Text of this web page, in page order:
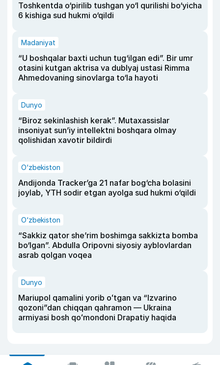
Toshkentda o‘pirilib tushgan yo‘l qurilishi bo‘yicha
6 kishiga sud hukmi o‘qildi
Madaniyat
“U boshqalar baxti uchun tug‘ilgan edi”. Bir umr
otasini kutgan aktrisa va dublyaj ustasi Rimma
Ahmedovaning sinovlarga to‘la hayoti
Dunyo
“Biroz sekinlashish kerak”. Mutaxassislar
insoniyat sun’iy intellektni boshqara olmay
qolishidan xavotir bildirdi
O‘zbekiston
Andijonda Tracker’ga 21 nafar bog‘cha bolasini
joylab, YTH sodir etgan ayolga sud hukmi o‘qildi
O‘zbekiston
“Sakkiz qator she’rim boshimga sakkizta bomba
bo‘lgan”. Abdulla Oripovni siyosiy ayblovlardan
asrab qolgan voqea
Dunyo
Mariupol qamalini yorib oʻtgan va “Izvarino
qozoni”dan chiqqan qahramon — Ukraina
armiyasi bosh qoʻmondoni Drapatiy haqida